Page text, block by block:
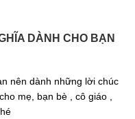
DÀNH CHO BẠN
nên dành những lời chúc
mẹ, bạn bè , cô giáo ,